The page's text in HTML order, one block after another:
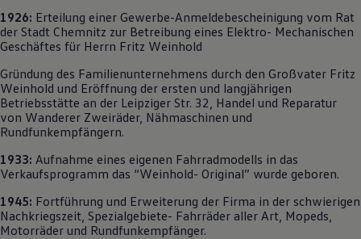
Entertainment und Elektronik
Individualisieren
Wallbox und Ladekabel
Dienste für Ihr Modell finden
Volkswagen Apps, Login und Shop
Handy und Fahrzeug verbinden
Updates für Software, Karten und Radio
Über Ihr Auto
Vorgängermodelle
Kundeninformationen
Volkswagen Kundenbetreuung
Warn- und Kontrollleuchten
Assistenzsysteme
Digitale Betriebsanleitung
1926: Erteilung einer Gewerbe-Anmeldebescheinigung vom Rat
der Stadt Chemnitz zur Betreibung eines Elektro- Mechanischen
Geschäftes für Herrn Fritz Weinhold
Gründung des Familienunternehmens durch den Großvater Fritz
Weinhold und Eröffnung der ersten und langjährigen
Betriebsstätte an der Leipziger Str. 32, Handel und Reparatur
von Wanderer Zweiräder, Nähmaschinen und
Rundfunkempfängern.
1933: Aufnahme eines eigenen Fahrradmodells in das
Verkaufsprogramm das “Weinhold- Original” wurde geboren.
1945: Fortführung und Erweiterung der Firma in der schwierigen
Nachkriegszeit, Spezialgebiete- Fahrräder aller Art, Mopeds,
Motorräder und Rundfunkempfänger.